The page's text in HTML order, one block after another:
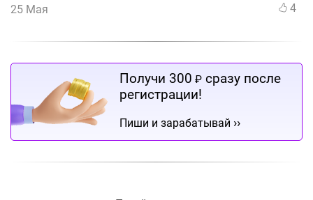
25 Мая 4
Получи 300 ₽ сразу после
регистрации!
Пиши и зарабатывай ››